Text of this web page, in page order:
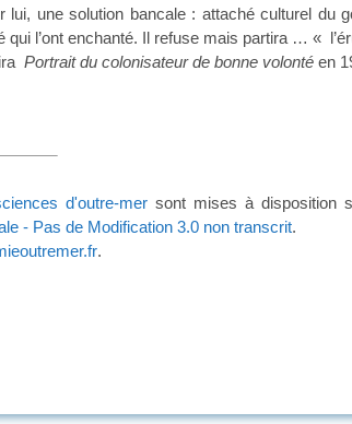
solution bancale : attaché culturel du
qui l’ont enchanté. Il refuse mais partira … «
Portrait du colonisateur de bonne volonté
d'outre-mersont mises à disposition
- Pas de Modification 3.0 non transcrit.
.